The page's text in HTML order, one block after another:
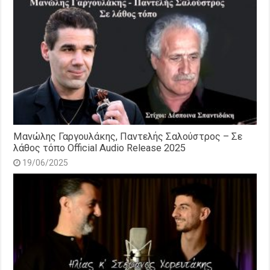
Μανώλης Γαργουλάκης, Παντελής Σαλούστρος – Σε
λάθος τόπο Official Audio Release 2025
19/06/2025